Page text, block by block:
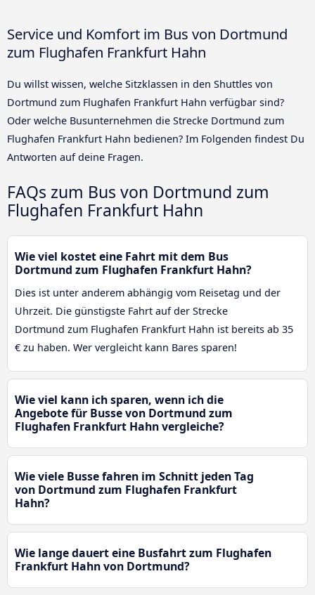
Service und Komfort im Bus von Dortmund
zum Flughafen Frankfurt Hahn
Du willst wissen, welche Sitzklassen in den Shuttles von
Dortmund zum Flughafen Frankfurt Hahn verfügbar sind?
Oder welche Busunternehmen die Strecke Dortmund zum
Flughafen Frankfurt Hahn bedienen? Im Folgenden findest Du
Antworten auf deine Fragen.
FAQs zum Bus von Dortmund zum
Flughafen Frankfurt Hahn
Wie viel kostet eine Fahrt mit dem Bus
Dortmund zum Flughafen Frankfurt Hahn?
Dies ist unter anderem abhängig vom Reisetag und der
Uhrzeit. Die günstigste Fahrt auf der Strecke
Dortmund zum Flughafen Frankfurt Hahn ist bereits ab 35
€ zu haben. Wer vergleicht kann Bares sparen!
Wie viel kann ich sparen, wenn ich die
Angebote für Busse von Dortmund zum
Flughafen Frankfurt Hahn vergleiche?
Wie viele Busse fahren im Schnitt jeden Tag
von Dortmund zum Flughafen Frankfurt
Hahn?
Wie lange dauert eine Busfahrt zum Flughafen
Frankfurt Hahn von Dortmund?